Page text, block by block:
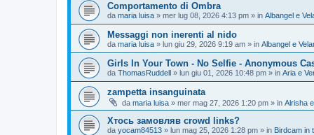
Comportamento di Ombra
da maria luisa » mer lug 08, 2026 4:13 pm » in Albangel e
Messaggi non inerenti al nido
da maria luisa » lun giu 29, 2026 9:19 am » in Albangel e
Girls In Your Town - No Selfie - Anonymous
da ThomasRuddell » lun giu 01, 2026 10:48 pm » in Aria e
zampetta insanguinata
da maria luisa » mer mag 27, 2026 1:20 pm » in Alrisha
Хтось замовляв crowd links?
da yocam84513 » lun mag 25, 2026 1:28 pm » in Birdcam in